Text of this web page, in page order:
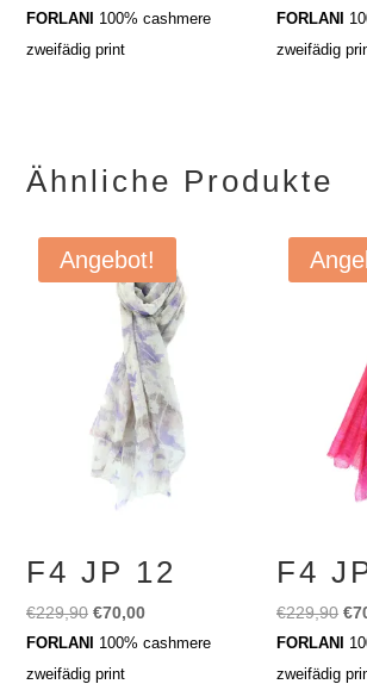
Preis
war:
Preis
FORLANI 100% cashmere
zweifädig print
FORLANI
zweifädig
Ähnliche Produkte
Angebot!
F4 JP 12
€229,90 Ursprünglicher
Preis
war:
€70,00Aktueller
Preis
FORLANI 100% cashmere
zweifädig print
F4
€229,90 €
FORLANI
zweifädig